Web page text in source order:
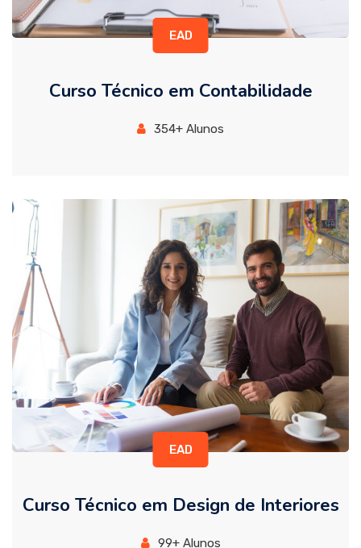
EAD
Curso Técnico em Contabilidade
354+ Alunos
EAD
Curso Técnico em Design de Interiores
99+ Alunos